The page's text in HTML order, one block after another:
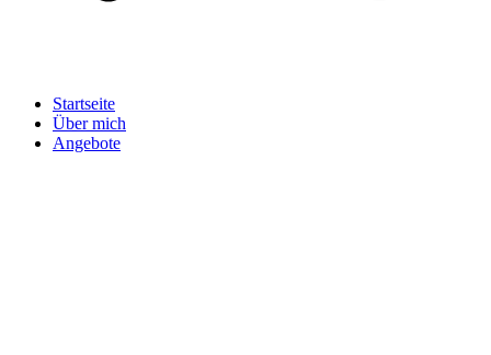
Startseite
Über mich
Angebote